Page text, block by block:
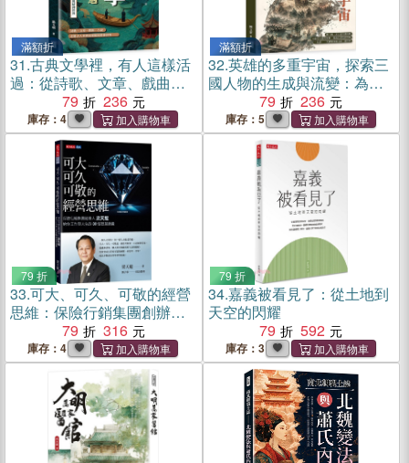
滿額折
31.古典文學裡，有人這樣活
過：從詩歌、文章、戲曲到
小說，讀懂古典文學的流
變、形式與精神世界
79 236
庫存：4
滿額折
32.英雄的多重宇宙，探索三
國人物的生成與流變：為何
我們愛劉備、恨曹操？看經
典如何承載道德判斷、人物
愛憎與時代想像
79 236
庫存：5
79 折
33.可大、可久、可敬的經營
思維：保險行銷集團創辦人
梁天龍給你工作與人生的30
個智慧錦囊
79 316
庫存：4
79 折
34.嘉義被看見了：從土地到
天空的閃耀
79
592
庫存：3